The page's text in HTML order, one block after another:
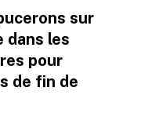
sur
dans les
pour
de fin de